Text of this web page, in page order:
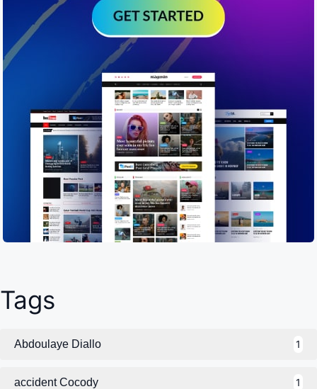
Tags
Abdoulaye Diallo 1
accident Cocody 1